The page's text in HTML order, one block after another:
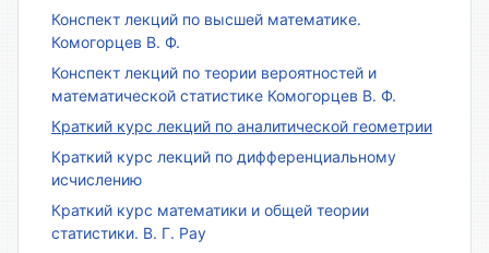
Конспект лекций по высшей математике.
Комогорцев В. Ф.
Конспект лекций по теории вероятностей и
математической статистике Комогорцев В. Ф.
Краткий курс лекций по аналитической геометрии
Краткий курс лекций по дифференциальному
исчислению
Краткий курс математики и общей теории
статистики. В. Г. Рау